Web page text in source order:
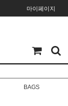
마이페이지
BAGS